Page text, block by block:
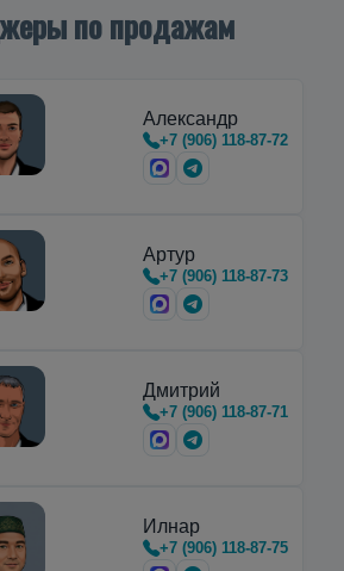
по продажам
Александр
+7 (906) 118-87-72
Артур
+7 (906) 118-87-73
Дмитрий
+7 (906) 118-87-71
Илнар
+7 (906) 118-87-75